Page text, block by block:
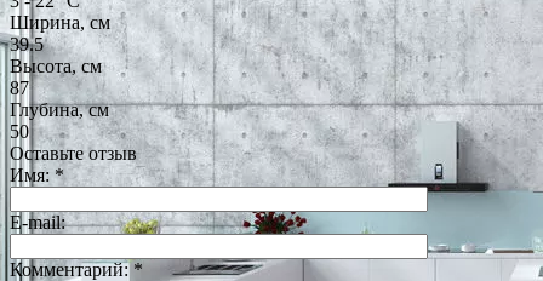
Ширина, см
39.5
Высота, см
87
Глубина, см
50
Оставьте отзыв
Имя: *
E-mail:
Комментарий: *